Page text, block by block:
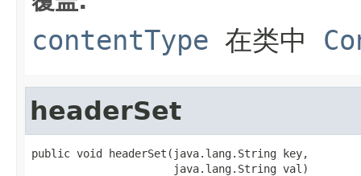
contentType 在类中
headerSet
public void headerSet(java.lang.String key,
                      java.lang.String val)